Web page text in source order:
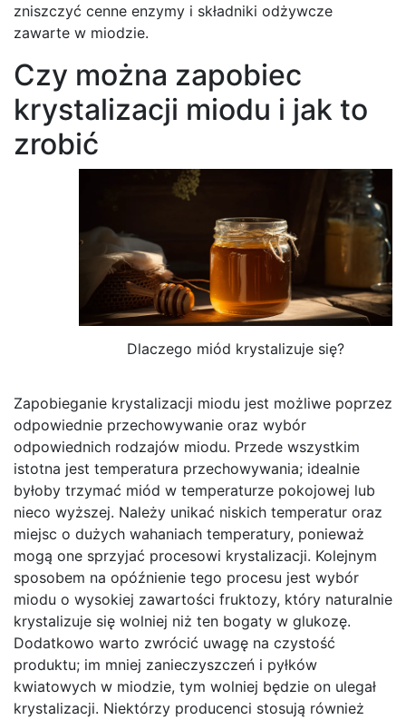
zniszczyć cenne enzymy i składniki odżywcze
zawarte w miodzie.
Czy można zapobiec
krystalizacji miodu i jak to
zrobić
Dlaczego miód krystalizuje się?
Zapobieganie krystalizacji miodu jest możliwe poprzez
odpowiednie przechowywanie oraz wybór
odpowiednich rodzajów miodu. Przede wszystkim
istotna jest temperatura przechowywania; idealnie
byłoby trzymać miód w temperaturze pokojowej lub
nieco wyższej. Należy unikać niskich temperatur oraz
miejsc o dużych wahaniach temperatury, ponieważ
mogą one sprzyjać procesowi krystalizacji. Kolejnym
sposobem na opóźnienie tego procesu jest wybór
miodu o wysokiej zawartości fruktozy, który naturalnie
krystalizuje się wolniej niż ten bogaty w glukozę.
Dodatkowo warto zwrócić uwagę na czystość
produktu; im mniej zanieczyszczeń i pyłków
kwiatowych w miodzie, tym wolniej będzie on ulegał
krystalizacji. Niektórzy producenci stosują również